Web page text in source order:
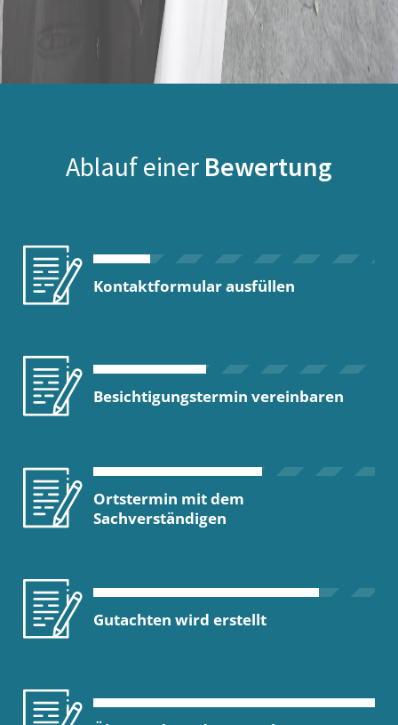
Ablauf einer Bewertung
Kontaktformular ausfüllen
Besichtigungstermin vereinbaren
Ortstermin mit dem
Sachverständigen
Gutachten wird erstellt